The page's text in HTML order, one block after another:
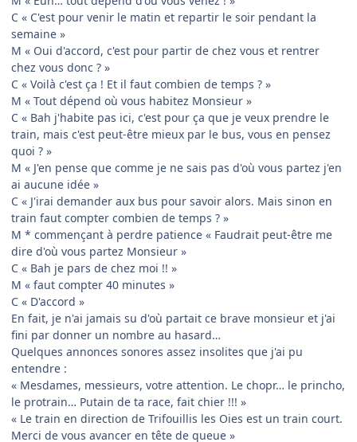
C « C'est pour venir le matin et repartir le soir pendant la
semaine »
M « Oui d'accord, c'est pour partir de chez vous et rentrer
chez vous donc ? »
C « Voilà c'est ça ! Et il faut combien de temps ? »
M « Tout dépend où vous habitez Monsieur »
C « Bah j'habite pas ici, c'est pour ça que je veux prendre le
train, mais c'est peut-être mieux par le bus, vous en pensez
quoi ? »
M « J'en pense que comme je ne sais pas d'où vous partez j'en
ai aucune idée »
C « J'irai demander aux bus pour savoir alors. Mais sinon en
train faut compter combien de temps ? »
M * commençant à perdre patience « Faudrait peut-être me
dire d'où vous partez Monsieur »
C « Bah je pars de chez moi !! »
M « faut compter 40 minutes »
C « D'accord »
En fait, je n'ai jamais su d'où partait ce brave monsieur et j'ai
fini par donner un nombre au hasard…
Quelques annonces sonores assez insolites que j'ai pu
entendre :
« Mesdames, messieurs, votre attention. Le chopr… le princho,
le protrain… Putain de ta race, fait chier !!! »
« Le train en direction de Trifouillis les Oies est un train court.
Merci de vous avancer en tête de queue »